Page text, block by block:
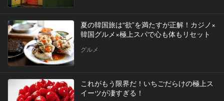
夏の韓国旅は“欲”を満たすが正解！カジノ×
韓国グルメ×極上スパで心も体もリセット
グルメ
これがもう限界だ！いちごだらけの極上ス
イーツが凄すぎる！